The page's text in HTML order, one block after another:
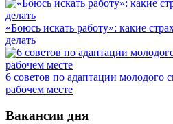
«Боюсь искать работу»: какие
делать
6 советов по адаптации молодого
рабочем месте
Вакансии дня